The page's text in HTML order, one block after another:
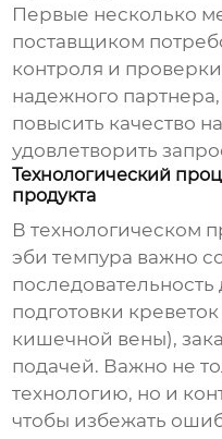
Первые несколько
поставщиком
контроля и
надежного
повысить качество
удовлетворить
Технологический
продукта
В технологическом
эби темпура важно
подготовки
кишечной вены),
подачей. Важно не
технологию, но и
чтобы избежать